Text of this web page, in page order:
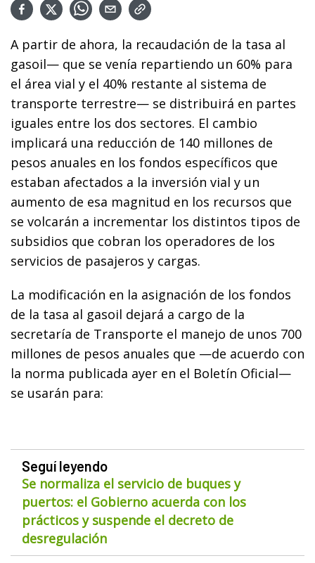
A partir de ahora, la recaudación de la tasa al
gasoil— que se venía repartiendo un 60% para
el área vial y el 40% restante al sistema de
transporte terrestre— se distribuirá en partes
iguales entre los dos sectores. El cambio
implicará una reducción de 140 millones de
pesos anuales en los fondos específicos que
estaban afectados a la inversión vial y un
aumento de esa magnitud en los recursos que
se volcarán a incrementar los distintos tipos de
subsidios que cobran los operadores de los
servicios de pasajeros y cargas.
La modificación en la asignación de los fondos
de la tasa al gasoil dejará a cargo de la
secretaría de Transporte el manejo de unos 700
millones de pesos anuales que —de acuerdo con
la norma publicada ayer en el Boletín Oficial—
se usarán para:
Seguí leyendo
Se normaliza el servicio de buques y
puertos: el Gobierno acuerda con los
prácticos y suspende el decreto de
desregulación